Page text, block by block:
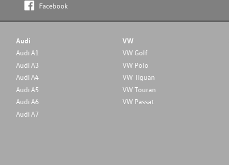
Facebook
Audi
Audi A1
Audi A3
Audi A4
Audi A5
Audi A6
Audi A7
VW
VW Golf
VW Polo
VW Tiguan
VW Touran
VW Passat